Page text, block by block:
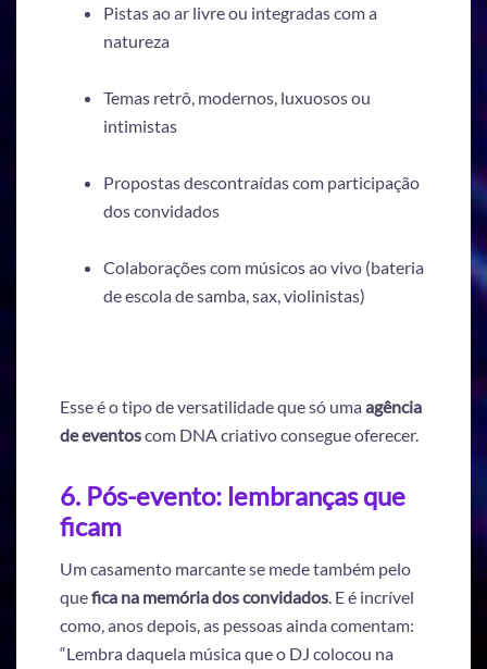
Pistas ao ar livre ou integradas com a
natureza
Temas retrô, modernos, luxuosos ou
intimistas
Propostas descontraídas com participação
dos convidados
Colaborações com músicos ao vivo (bateria
de escola de samba, sax, violinistas)
Esse é o tipo de versatilidade que só umaagência
de eventoscom DNA criativo consegue oferecer.
6. Pós-evento: lembranças que
ficam
Um casamento marcante se mede também pelo
quefica na memória dos convidados . E é incrível
como, anos depois, as pessoas ainda comentam:
“Lembra daquela música que o DJ colocou na